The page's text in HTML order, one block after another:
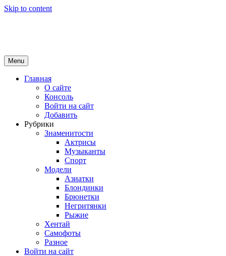
Skip to content
Menu
Главная
О сайте
Консоль
Войти на сайт
Добавить
Рубрики
Знаменитости
Актрисы
Музыканты
Спорт
Модели
Азиатки
Блондинки
Брюнетки
Негритянки
Рыжие
Хентай
Самофоты
Разное
Войти на сайт